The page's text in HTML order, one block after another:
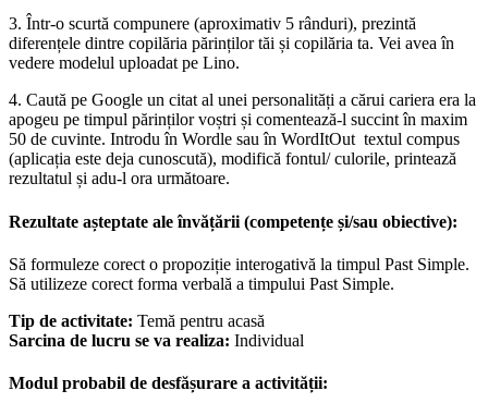
3. Într-o scurtă compunere (aproximativ 5 rânduri), prezintă
diferențele dintre copilăria părinților tăi și copilăria ta. Vei avea în
vedere modelul uploadat pe Lino.
4. Caută pe Google un citat al unei personalități a cărui cariera era la
apogeu pe timpul părinților voștri și comentează-l succint în maxim
50 de cuvinte. Introdu în Wordle sau în WordItOut textul compus
(aplicația este deja cunoscută), modifică fontul/ culorile, printează
rezultatul și adu-l ora următoare.
Rezultate așteptate ale învățării (competențe și/sau obiective):
Să formuleze corect o propoziție interogativă la timpul Past Simple.
Să utilizeze corect forma verbală a timpului Past Simple.
Tip de activitate: Temă pentru acasă
Sarcina de lucru se va realiza: Individual
Modul probabil de desfășurare a activității: